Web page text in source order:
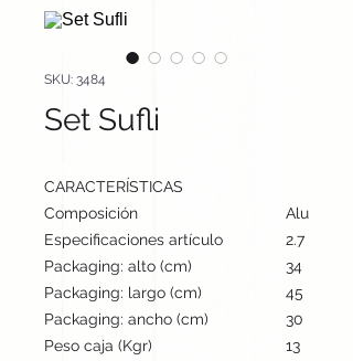
SKU: 3484
Set Sufli
CARACTERÍSTICAS
Composición
Especificaciones artículo
2.7 cm /
Packaging: alto (cm)
34
Packaging: largo (cm)
45
Packaging: ancho (cm)
30
Peso caja (Kgr)
13